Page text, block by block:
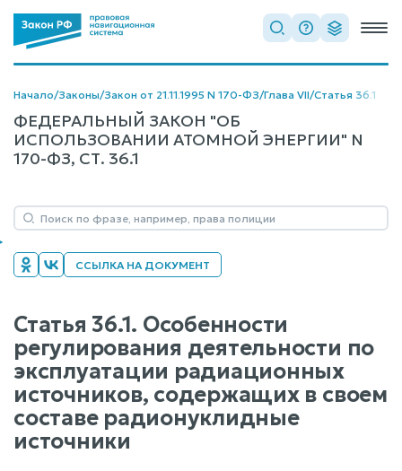
Начало/Законы/Закон от 21.11.1995 N 170-ФЗ/Глава VII/Статья 36.1
ФЕДЕРАЛЬНЫЙ ЗАКОН "ОБ
ИСПОЛЬЗОВАНИИ АТОМНОЙ ЭНЕРГИИ" N
170-ФЗ, СТ. 36.1
ССЫЛКА НА ДОКУМЕНТ
Статья 36.1. Особенности
регулирования деятельности по
эксплуатации радиационных
источников, содержащих в своем
составе радионуклидные
источники